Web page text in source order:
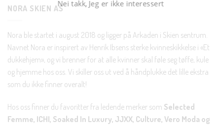
NORA SKIEN AS
Nora ble startet i august 2018 og ligger på Arkaden i Skien sentrum.
Navnet Nora er inspirert av Henrik Ibsens sterke kvinneskikkelse i «Et
dukkehjem», og vi brenner for at alle kvinner skal føle seg tøffe, kule
og hjemme hos oss. Vi skiller oss ut ved å håndplukke det lille ekstra
som du ikke finner overalt!
Hos oss finner du favoritter fra ledende merker som Selected
Femme, ICHI, Soaked In Luxury, JJXX, Culture, Vero Moda og